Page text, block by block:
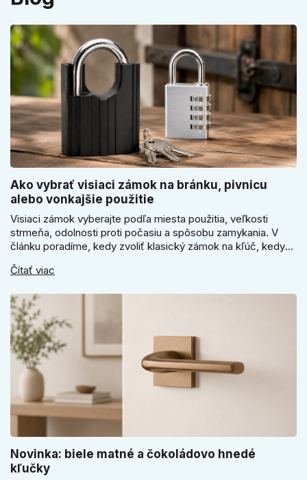
Ako vybrať visiaci zámok na bránku, pivnicu
alebo vonkajšie použitie
Visiaci zámok vyberajte podľa miesta použitia, veľkosti
strmeňa, odolnosti proti počasiu a spôsobu zamykania. V
článku poradíme, kedy zvoliť klasický zámok na kľúč, kedy
sa pri bránke, pivnici alebo záhradnom domčeku neoplatí
Čítať viac
Novinka: biele matné a čokoládovo hnedé
kľučky